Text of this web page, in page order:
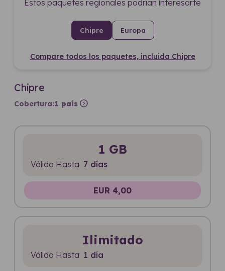
Estos paquetes regionales podrían interesarte
Chipre Europa
Compare todos los paquetes, incluida Chipre
Chipre
Cobertura:1 país expand_circle_right
1 GB
Válido Hasta 7 días
EUR 4,00
Ilimitado
Válido Hasta 1 día